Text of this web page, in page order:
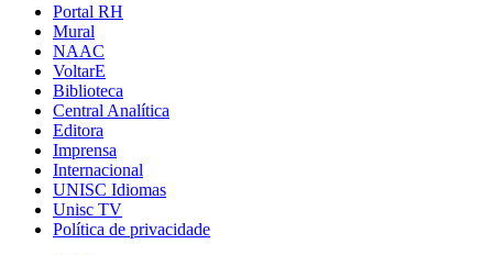
Portal RH
Mural
NAAC
VoltarE
Biblioteca
Central Analítica
Editora
Imprensa
Internacional
UNISC Idiomas
Unisc TV
Política de privacidade